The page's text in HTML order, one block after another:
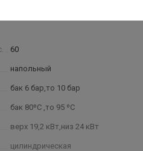
60
напольный
бак 6 бар,то 10 бар
бак 80ºС ,то 95 ºС
верх 19,2 кВт,низ 24 кВт
цилиндрическая